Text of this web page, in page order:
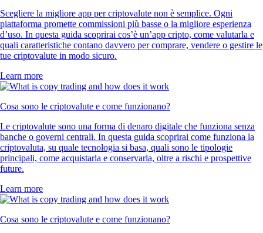
Scegliere la migliore app per criptovalute non è semplice. Ogni
piattaforma promette commissioni più basse o la migliore esperienza
d’uso. In questa guida scoprirai cos’è un’app cripto, come valutarla e
quali caratteristiche contano davvero per comprare, vendere o gestire le
tue criptovalute in modo sicuro.
Learn more
Cosa sono le criptovalute e come funzionano?
Le criptovalute sono una forma di denaro digitale che funziona senza
banche o governi centrali. In questa guida scoprirai come funziona la
criptovaluta, su quale tecnologia si basa, quali sono le tipologie
principali, come acquistarla e conservarla, oltre a rischi e prospettive
future.
Learn more
Cosa sono le criptovalute e come funzionano?